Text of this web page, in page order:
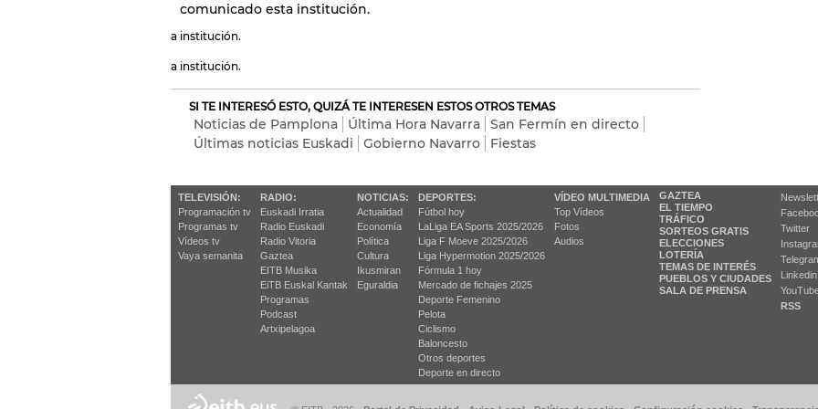
comunicado esta institución.
a institución.
a institución.
SI TE INTERESÓ ESTO, QUIZÁ TE INTERESEN ESTOS OTROS TEMAS
Noticias de Pamplona Última Hora Navarra
San Fermín en directo
Últimas noticias Euskadi
Gobierno Navarro Fiestas
TELEVISIÓN:
Programación tv
Programas tv
Vídeos tv
Vaya semanita
RADIO:
Euskadi Irratia
Radio Euskadi
Radio Vitoria
Gaztea
EITB Musika
EiTB Euskal Kantak
Programas
Podcast
Artxipelagoa
NOTICIAS:
Actualidad
Economía
Política
Cultura
Ikusmiran
Eguraldia
DEPORTES:
Fútbol hoy
LaLiga EA Sports 2025/2026
Liga F Moeve 2025/2026
Liga Hypermotion 2025/2026
Fórmula 1 hoy
Mercado de fichajes 2025
Deporte Femenino
Pelota
Ciclismo
Baloncesto
Otros deportes
Deporte en directo
VÍDEO MULTIMEDIA
Top Vídeos
Fotos
Audios
GAZTEA
EL TIEMPO
TRÁFICO
SORTEOS GRATIS
ELECCIONES
LOTERÍA
TEMAS DE INTERÉS
PUEBLOS Y CIUDADES
SALA DE PRENSA
Twitter
Linkedin
RSS